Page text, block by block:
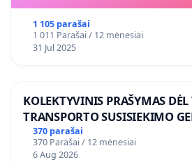
1 105 parašai
1 011 Parašai / 12 mėnesiai
31 Jul 2025
KOLEKTYVINIS PRAŠYMAS DĖL
TRANSPORTO SUSISIEKIMO
VOSYLIUKŲ KAIME
370 parašai
370 Parašai / 12 mėnesiai
6 Aug 2026